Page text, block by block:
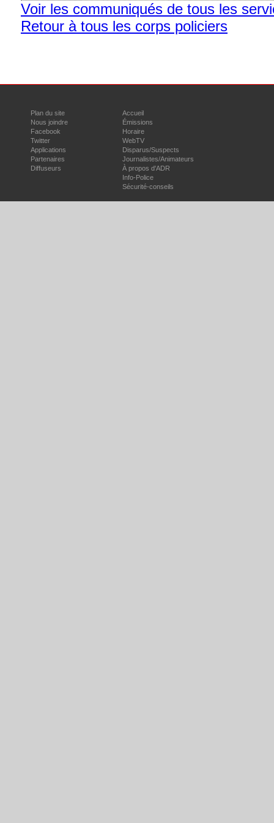
Voir les communiqués de tous les
Retour à tous les corps policiers
Plan du site
Nous joindre
Facebook
Twitter
Applications
Partenaires
Diffuseurs
Accueil
Émissions
Horaire
WebTV
Disparus/Suspects
Journalistes/Animateurs
À propos d'ADR
Info-Police
Sécurité-conseils